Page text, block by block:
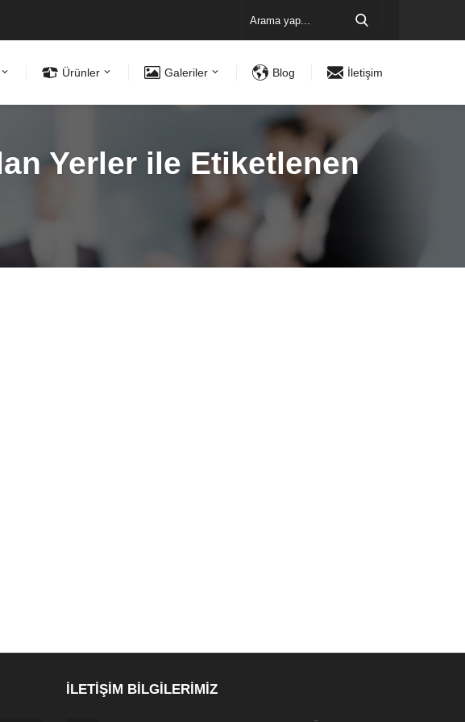
Ürünler Galeriler Blog İletişim
Yerler ile Etiketlenen
İLETİŞİM BİLGİLERİMİZ